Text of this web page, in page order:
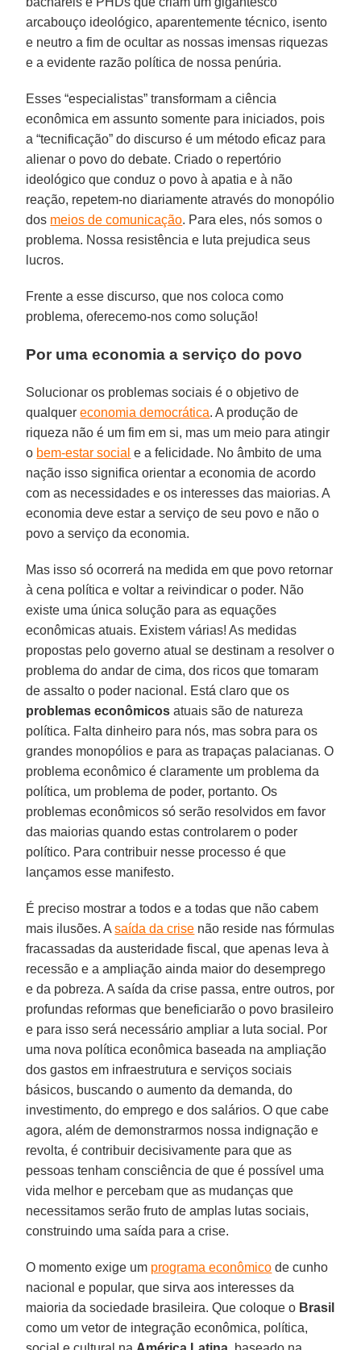
arcabouço ideológico, aparentemente técnico, isento
e neutro a fim de ocultar as nossas imensas riquezas
e a evidente razão política de nossa penúria.
Esses “especialistas” transformam a ciência
econômica em assunto somente para iniciados, pois
a “tecnificação” do discurso é um método eficaz para
alienar o povo do debate. Criado o repertório
ideológico que conduz o povo à apatia e à não
reação, repetem-no diariamente através do monopólio
dos meios de comunicação. Para eles, nós somos o
problema. Nossa resistência e luta prejudica seus
lucros.
Frente a esse discurso, que nos coloca como
problema, oferecemo-nos como solução!
Por uma economia a serviço do povo
Solucionar os problemas sociais é o objetivo de
qualquereconomia democrática. A produção de
riqueza não é um fim em si, mas um meio para atingir
o bem-estar social e a felicidade. No âmbito de uma
nação isso significa orientar a economia de acordo
com as necessidades e os interesses das maiorias. A
economia deve estar a serviço de seu povo e não o
povo a serviço da economia.
Mas isso só ocorrerá na medida em que povo retornar
à cena política e voltar a reivindicar o poder. Não
existe uma única solução para as equações
econômicas atuais. Existem várias! As medidas
propostas pelo governo atual se destinam a resolver o
problema do andar de cima, dos ricos que tomaram
de assalto o poder nacional. Está claro que os
problemas econômicos atuais são de natureza
política. Falta dinheiro para nós, mas sobra para os
grandes monopólios e para as trapaças palacianas. O
problema econômico é claramente um problema da
política, um problema de poder, portanto. Os
problemas econômicos só serão resolvidos em favor
das maiorias quando estas controlarem o poder
político. Para contribuir nesse processo é que
lançamos esse manifesto.
É preciso mostrar a todos e a todas que não cabem
mais ilusões. Asaída da crise não reside nas fórmulas
fracassadas da austeridade fiscal, que apenas leva à
recessão e a ampliação ainda maior do desemprego
e da pobreza. A saída da crise passa, entre outros, por
profundas reformas que beneficiarão o povo brasileiro
e para isso será necessário ampliar a luta social. Por
uma nova política econômica baseada na ampliação
dos gastos em infraestrutura e serviços sociais
básicos, buscando o aumento da demanda, do
investimento, do emprego e dos salários. O que cabe
agora, além de demonstrarmos nossa indignação e
revolta, é contribuir decisivamente para que as
pessoas tenham consciência de que é possível uma
vida melhor e percebam que as mudanças que
necessitamos serão fruto de amplas lutas sociais,
construindo uma saída para a crise.
O momento exige um programa econômico de cunho
nacional e popular, que sirva aos interesses da
maioria da sociedade brasileira. Que coloque o Brasil
como um vetor de integração econômica, política,